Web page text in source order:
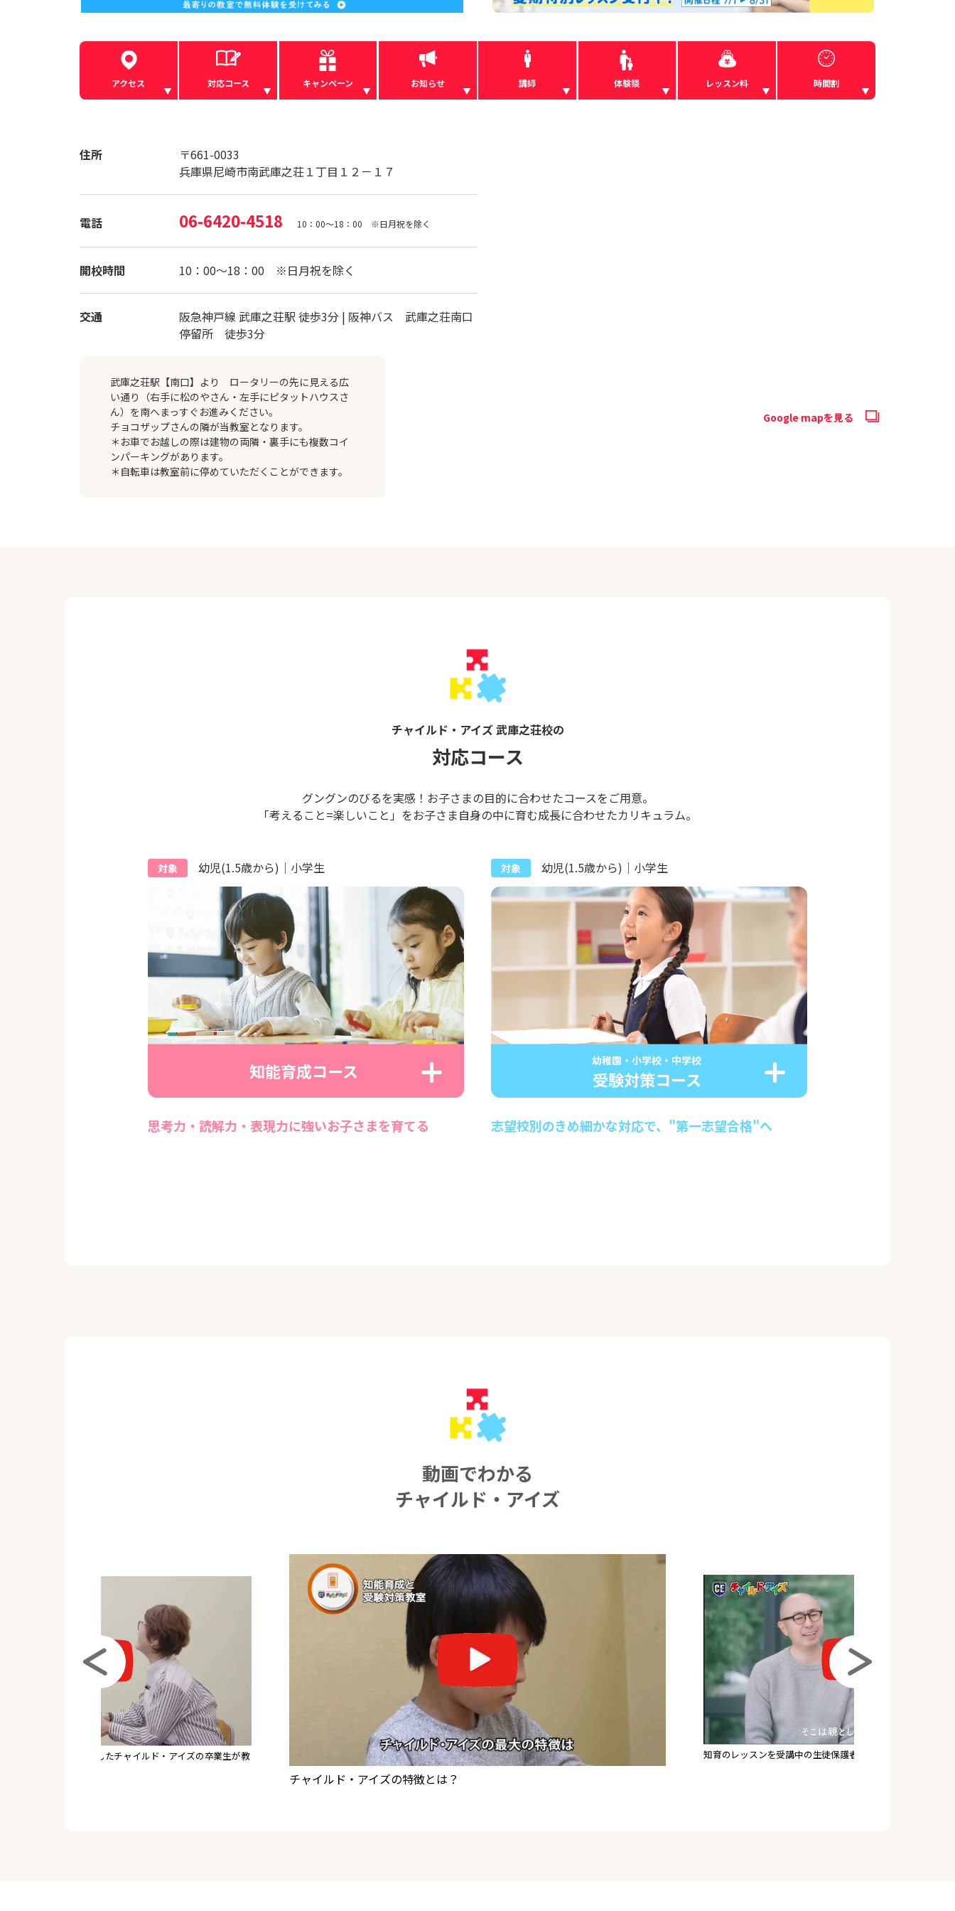
アクセス 対応コース キャンペーン お知らせ 講師 体験談 レッスン料 時間割
住所
〒661-0033
兵庫県尼崎市南武庫之荘１丁目１２－１７
電話 06-6420-4518 10：00～18：00 ※日月祝を除く
開校時間 10：00～18：00 ※日月祝を除く
交通
阪急神戸線 武庫之荘駅 徒歩3分 | 阪神バス 武庫之荘南口
停留所 徒歩3分
武庫之荘駅【南口】より ロータリーの先に見える広
い通り（右手に松のやさん・左手にピタットハウスさ
ん）を南へまっすぐお進みください。
チョコザップさんの隣が当教室となります。
＊お車でお越しの際は建物の両隣・裏手にも複数コイ
ンパーキングがあります。
＊自転車は教室前に停めていただくことができます。
Google mapを見る
チャイルド・アイズ 武庫之荘校の
対応コース
グングンのびるを実感！お子さまの目的に合わせたコースをご用意。
「考えること=楽しいこと」をお子さま自身の中に育む成長に合わせたカリキュラム。
対象 幼児(1.5歳から)｜小学生
知能育成コース
思考力・読解力・表現力に強いお子さまを育てる
対象 幼児(1.5歳から)｜小学生
幼稚園・小学校・中学校
受験対策コース
志望校別のきめ細かな対応で、"第一志望合格"へ
動画でわかる
チャイルド・アイズ
と対談】東大現役合格したチャイルド・アイズの卒業生が教
チャイルド・アイズの特徴とは？
知育のレッスンを受講中の生徒保護者さまへインタビュー